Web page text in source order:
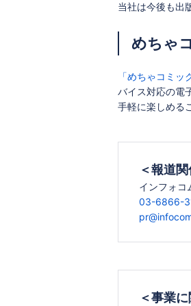
当社は今後も出
めちゃ
「めちゃコミッ
バイス対応の電
手軽に楽しめる
＜報道
インフォ
03-6866-
＜事業